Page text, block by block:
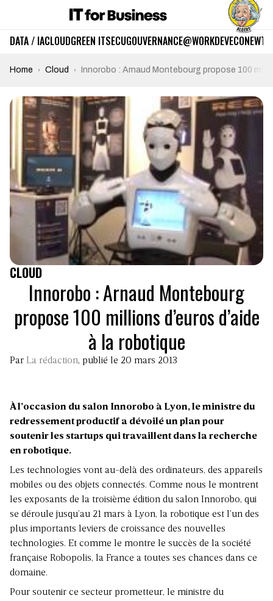
DATA / IACLOUDGREEN ITSECUGOUVERNANCE@WORKDEVECO
Home Cloud Innorobo : Arnaud Montebourg propose 100
CLOUD
Innorobo : Arnaud Montebourg
propose 100 millions d’euros d’aide
à la robotique
Par La rédaction, publié le 20 mars 2013
À l’occasion du salon Innorobo à Lyon, le ministre du
redressement productif a dévoilé un plan pour
soutenir les startups qui travaillent dans la recherche
en robotique.
Les technologies vont au-delà des ordinateurs, des appareils
mobiles ou des objets connectés. Comme nous le montrent
les exposants de la troisième édition du salon Innorobo, qui
se déroule jusqu’au 21 mars à Lyon, la robotique est l’un des
plus importants leviers de croissance des nouvelles
technologies. Et comme le montre le succès de la société
française Robopolis, la France a toutes ses chances dans ce
domaine.
Pour soutenir ce secteur prometteur, le ministre du